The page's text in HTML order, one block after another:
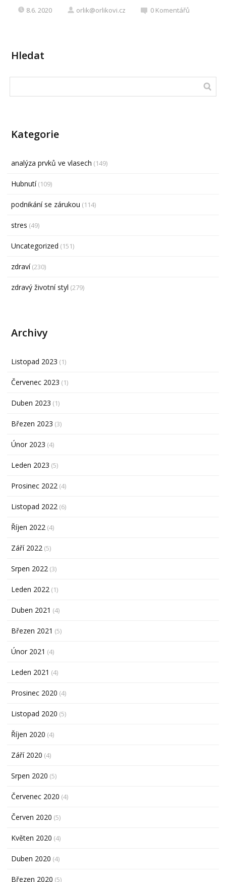
8.6. 2020 orlik@orlikovi.cz 0 Komentářů
Hledat
Kategorie
analýza prvků ve vlasech (149)
Hubnutí(109)
podnikání se zárukou (114)
stres (49)
Uncategorized (151)
zdraví(230)
zdravý životní styl (279)
Archivy
Listopad 2023 (1)
Červenec 2023 (1)
Duben 2023 (1)
Březen 2023 (3)
Únor 2023 (4)
Leden 2023 (5)
Prosinec 2022 (4)
Listopad 2022 (6)
Říjen 2022 (4)
Září 2022 (5)
Srpen 2022 (3)
Leden 2022 (1)
Duben 2021 (4)
Březen 2021 (5)
Únor 2021 (4)
Leden 2021 (4)
Prosinec 2020 (4)
Listopad 2020 (5)
Říjen 2020 (4)
Září 2020 (4)
Srpen 2020 (5)
Červenec 2020 (4)
Červen 2020 (5)
Květen 2020 (4)
Duben 2020 (4)
Březen 2020 (5)